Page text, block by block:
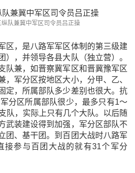
队兼冀中军区司令员吕正操
区，是八路军军区体制的第三级建
），并领导各县大队（独立营）。
队兼，如晋察冀军区和晋冀豫军区
，军分区按地区大小，分甲、乙、
定，所属部队多少差别也很大。抗
分区所属部队很少，最多只有1～
队，实际上只有几个大队。以后随
武装建设得到加强，军分区部队不
团、基干团。到百团大战时八路军
接参与百团大战的就有31个军分